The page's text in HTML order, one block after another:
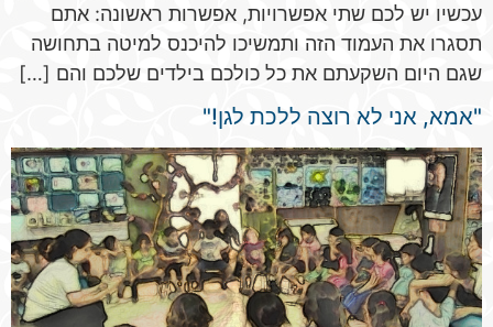
עכשיו יש לכם שתי אפשרויות, אפשרות ראשונה: אתם
תסגרו את העמוד הזה ותמשיכו להיכנס למיטה בתחושה
שגם היום השקעתם את כל כולכם בילדים שלכם והם […]
"אמא, אני לא רוצה ללכת לגן!"